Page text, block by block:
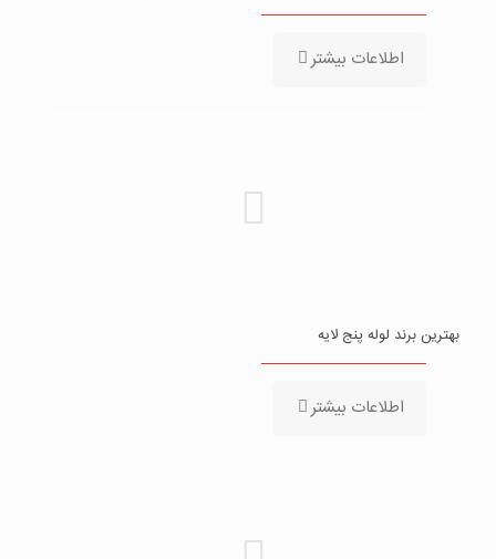
اطلاعات بیشتر
بهترین برند لوله پنج لایه
اطلاعات بیشتر